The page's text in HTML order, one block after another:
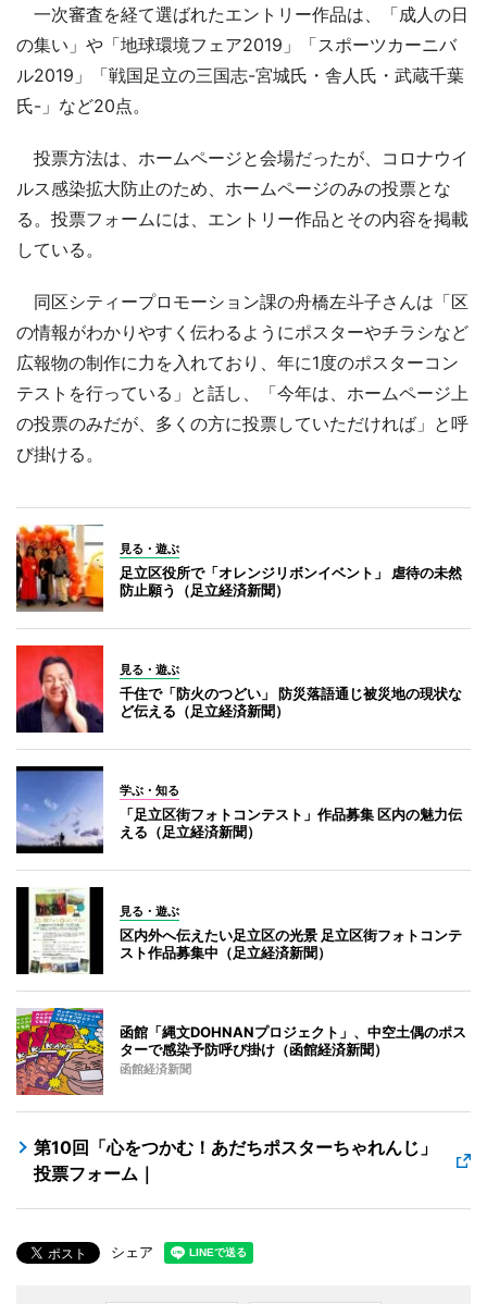
一次審査を経て選ばれたエントリー作品は、「成人の日
の集い」や「地球環境フェア2019」「スポーツカーニバ
ル2019」「戦国足立の三国志-宮城氏・舎人氏・武蔵千葉
氏-」など20点。
投票方法は、ホームページと会場だったが、コロナウイ
ルス感染拡大防止のため、ホームページのみの投票とな
る。投票フォームには、エントリー作品とその内容を掲載
している。
同区シティープロモーション課の舟橋左斗子さんは「区
の情報がわかりやすく伝わるようにポスターやチラシなど
広報物の制作に力を入れており、年に1度のポスターコン
テストを行っている」と話し、「今年は、ホームページ上
の投票のみだが、多くの方に投票していただければ」と呼
び掛ける。
見る・遊ぶ
足立区役所で「オレンジリボンイベント」 虐待の未然
防止願う（足立経済新聞）
見る・遊ぶ
千住で「防火のつどい」 防災落語通じ被災地の現状な
ど伝える（足立経済新聞）
学ぶ・知る
「足立区街フォトコンテスト」作品募集 区内の魅力伝
える（足立経済新聞）
見る・遊ぶ
区内外へ伝えたい足立区の光景 足立区街フォトコンテ
スト作品募集中（足立経済新聞）
函館「縄文DOHNANプロジェクト」、中空土偶のポス
ターで感染予防呼び掛け（函館経済新聞）
函館経済新聞
第10回「心をつかむ！あだちポスターちゃれんじ」
投票フォーム｜
シェア